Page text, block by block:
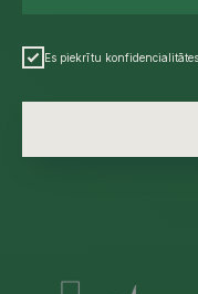
Es piekrītu